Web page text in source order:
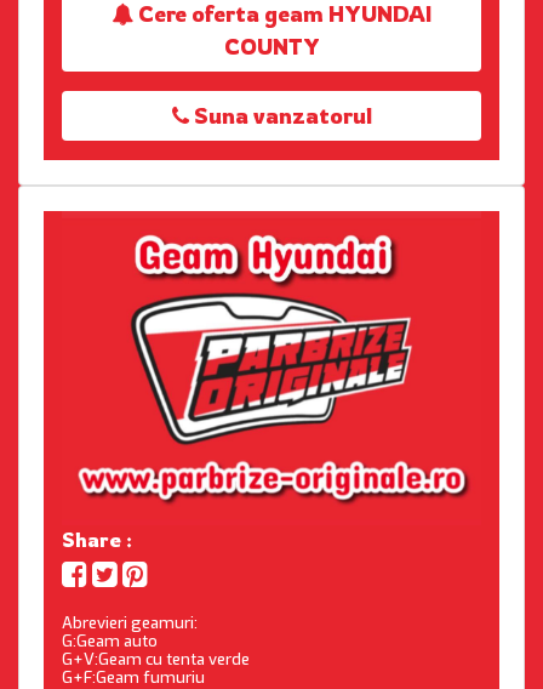
Cere oferta geam HYUNDAI
COUNTY
Suna vanzatorul
Share :
Abrevieri geamuri:
G:Geam auto
G+V:Geam cu tenta verde
G+F:Geam fumuriu